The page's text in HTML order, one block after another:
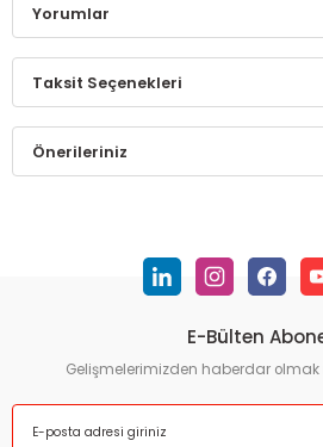
Yorumlar
Bu ürüne ilk yorumu
Yorum Yaz
Taksit Seçenekleri
Önerileriniz
kullanarak tarafımıza iletebilirsiniz.
Görüş ve önerileriniz için teşekkür
Ürün resmi kalitesiz, bozuk veya
Ürün açıklamasında eksik bilgiler
Ürün bilgilerinde hatalar bulunuyor.
Ürün fiyatı diğer sitelerden daha
E-Bülten
Gelişmelerimizden haberdar olmak